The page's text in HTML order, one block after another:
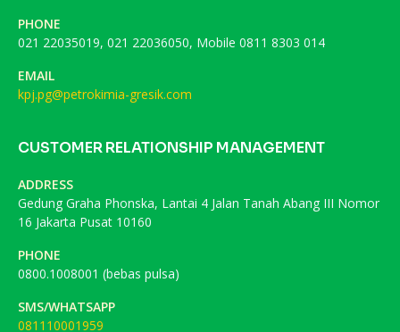
PHONE
021 22035019, 021 22036050, Mobile 0811 8303 014
EMAIL
kpj.pg@petrokimia-gresik.com
CUSTOMER RELATIONSHIP MANAGEMENT
ADDRESS
Gedung Graha Phonska, Lantai 4 Jalan Tanah Abang III Nomor
16 Jakarta Pusat 10160
PHONE
0800.1008001 (bebas pulsa)
SMS/WHATSAPP
081110001959